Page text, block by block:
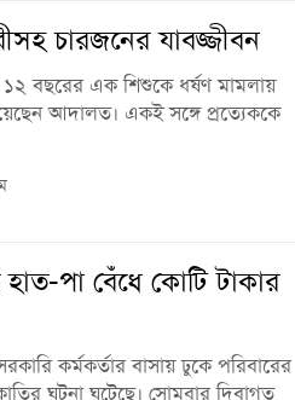
চারজনের যাবজ্জীবন
১২ বছরের এক শিশুকে ধর্ষণ মামলায়
আদালত। একই সঙ্গে প্রত্যেককে
হাত-পা বেঁধে কোটি টাকার
কর্মকর্তার বাসায় ঢুকে পরিবারের
ঘটনা ঘটেছে। সোমবার দিবাগত